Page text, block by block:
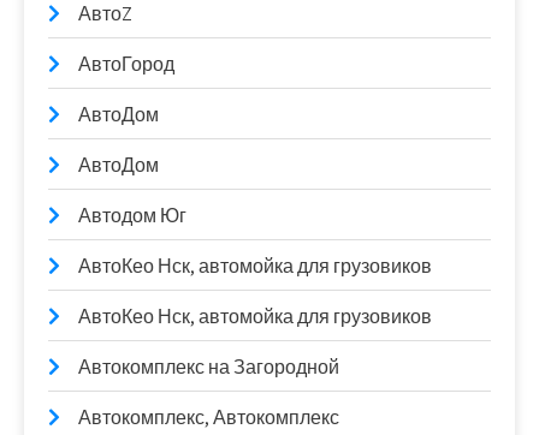
АвтоZ
АвтоГород
АвтоДом
АвтоДом
Автодом Юг
АвтоКео Нск, автомойка для грузовиков
АвтоКео Нск, автомойка для грузовиков
Автокомплекс на Загородной
Автокомплекс, Автокомплекс